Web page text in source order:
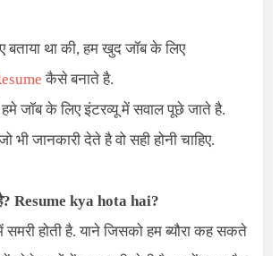
था की, हम खुद जॉब के लिए
कैसे बनाते है.
जॉब के लिए इंटरव्यू में सवाल पूछे जाते है.
भी जानकारी देते है वो सही होनी चाहिए.
है? Resume kya hota hai?
समरी होती है. याने जिसको हम ब्यौरा कह सकते